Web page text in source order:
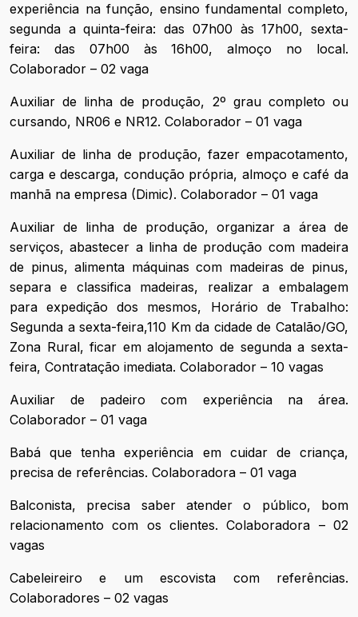
experiência na função, ensino fundamental completo,
segunda a quinta-feira: das 07h00 às 17h00, sexta-
feira: das 07h00 às 16h00, almoço no local.
Colaborador – 02 vaga
Auxiliar de linha de produção, 2º grau completo ou
cursando, NR06 e NR12. Colaborador – 01 vaga
Auxiliar de linha de produção, fazer empacotamento,
carga e descarga, condução própria, almoço e café da
manhã na empresa (Dimic). Colaborador – 01 vaga
Auxiliar de linha de produção, organizar a área de
serviços, abastecer a linha de produção com madeira
de pinus, alimenta máquinas com madeiras de pinus,
separa e classifica madeiras, realizar a embalagem
para expedição dos mesmos, Horário de Trabalho:
Segunda a sexta-feira,110 Km da cidade de Catalão/GO,
Zona Rural, ficar em alojamento de segunda a sexta-
feira, Contratação imediata. Colaborador – 10 vagas
Auxiliar de padeiro com experiência na área.
Colaborador – 01 vaga
Babá que tenha experiência em cuidar de criança,
precisa de referências. Colaboradora – 01 vaga
Balconista, precisa saber atender o público, bom
relacionamento com os clientes. Colaboradora – 02
vagas
Cabeleireiro e um escovista com referências.
Colaboradores – 02 vagas